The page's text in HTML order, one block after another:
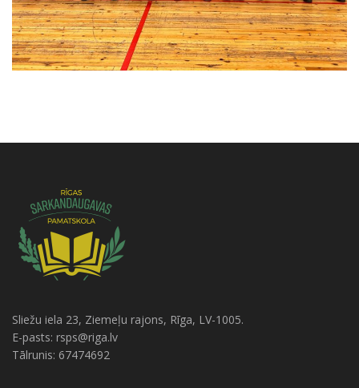
Sliežu iela 23, Ziemeļu rajons, Rīga, LV-1005.
E-pasts: rsps@riga.lv
Tālrunis: 67474692